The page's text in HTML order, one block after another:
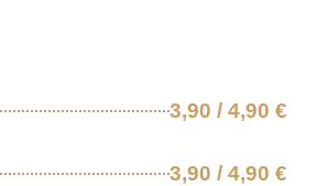
3,90 / 4,90 €
3,90 / 4,90 €